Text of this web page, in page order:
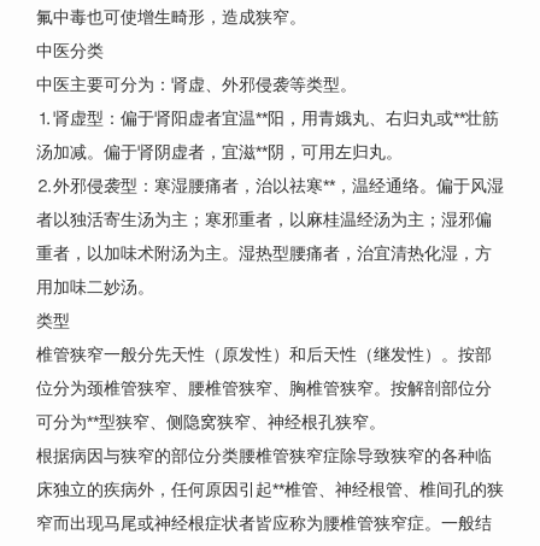
氟中毒也可使增生畸形，造成狭窄。
中医分类
中医主要可分为：肾虚、外邪侵袭等类型。
⒈肾虚型：偏于肾阳虚者宜温**阳，用青娥丸、右归丸或**壮筋
汤加减。偏于肾阴虚者，宜滋**阴，可用左归丸。
⒉外邪侵袭型：寒湿腰痛者，治以祛寒**，温经通络。偏于风湿
者以独活寄生汤为主；寒邪重者，以麻桂温经汤为主；湿邪偏
重者，以加味术附汤为主。湿热型腰痛者，治宜清热化湿，方
用加味二妙汤。
类型
椎管狭窄一般分先天性（原发性）和后天性（继发性）。按部
位分为颈椎管狭窄、腰椎管狭窄、胸椎管狭窄。按解剖部位分
可分为**型狭窄、侧隐窝狭窄、神经根孔狭窄。
根据病因与狭窄的部位分类腰椎管狭窄症除导致狭窄的各种临
床独立的疾病外，任何原因引起**椎管、神经根管、椎间孔的狭
窄而出现马尾或神经根症状者皆应称为腰椎管狭窄症。一般结